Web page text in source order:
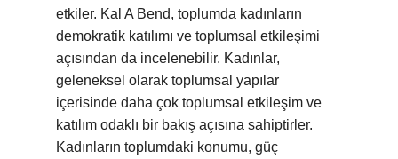
etkiler. Kal A Bend, toplumda kadınların
demokratik katılımı ve toplumsal etkileşimi
açısından da incelenebilir. Kadınlar,
geleneksel olarak toplumsal yapılar
içerisinde daha çok toplumsal etkileşim ve
katılım odaklı bir bakış açısına sahiptirler.
Kadınların toplumdaki konumu, güç